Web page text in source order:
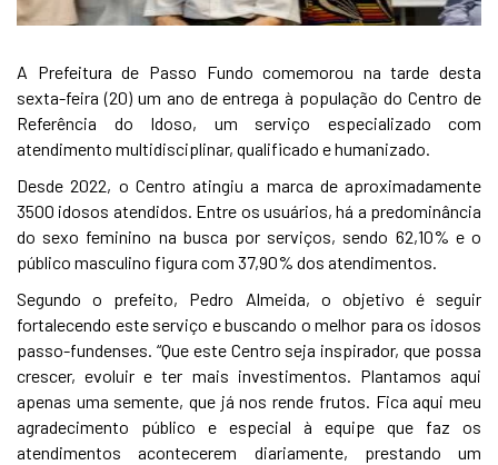
A Prefeitura de Passo Fundo comemorou na tarde desta
sexta-feira (20) um ano de entrega à população do Centro de
Referência do Idoso, um serviço especializado com
atendimento multidisciplinar, qualificado e humanizado.
Desde 2022, o Centro atingiu a marca de aproximadamente
3500 idosos atendidos. Entre os usuários, há a predominância
do sexo feminino na busca por serviços, sendo 62,10% e o
público masculino figura com 37,90% dos atendimentos.
Segundo o prefeito, Pedro Almeida, o objetivo é seguir
fortalecendo este serviço e buscando o melhor para os idosos
passo-fundenses. “Que este Centro seja inspirador, que possa
crescer, evoluir e ter mais investimentos. Plantamos aqui
apenas uma semente, que já nos rende frutos. Fica aqui meu
agradecimento público e especial à equipe que faz os
atendimentos acontecerem diariamente, prestando um